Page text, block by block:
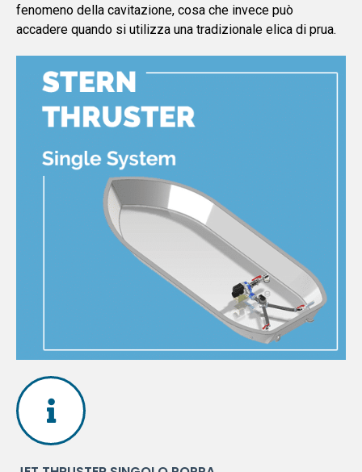
fenomeno della cavitazione, cosa che invece può
accadere quando si utilizza una tradizionale elica di prua.
RICHIESTA INFORMAZIONI PER
DIVENTARE RIVENDITORE ED
INSTALLATORE JET THRUSTER
Visto il grande successo del Jet Thruster,
rivenditori e installatorisu
Sei interessato? Inviaci la tua richiesta e chiedici
tutto quello che desideri sapere!